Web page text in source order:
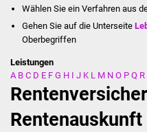
Wählen Sie ein Verfahren aus
Gehen Sie auf die Unterseite
Oberbegriffen
Leistungen
A B C D E F G H I J K L M N O P Q R
Rentenauskunft